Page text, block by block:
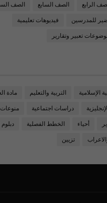
الرابع الصف السابع الصف
للمدرسين فيديوهات تعليمية
تعبير وتقارير
الإسلامية التربية والتعليم مادة
دراسات اجتماعية منوعات
أحياء الخطط الفصلية دبلوم
تزيين